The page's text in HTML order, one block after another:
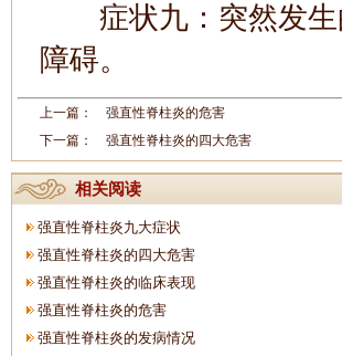
症状九：突然发生
障碍。
上一篇： 强直性脊柱炎的危害
下一篇： 强直性脊柱炎的四大危害
相关阅读
强直性脊柱炎九大症状
强直性脊柱炎的四大危害
强直性脊柱炎的临床表现
强直性脊柱炎的危害
强直性脊柱炎的发病情况